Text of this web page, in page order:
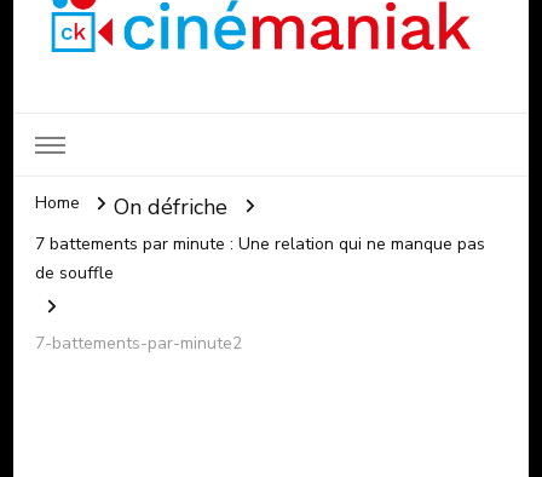
Home On défriche
7 battements par minute : Une relation qui ne manque pas
de souffle
7-battements-par-minute2